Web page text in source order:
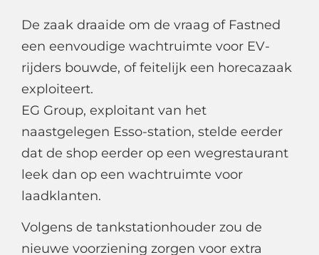
De zaak draaide om de vraag of Fastned
een eenvoudige wachtruimte voor EV-
rijders bouwde, of feitelijk een horecazaak
exploiteert.
EG Group, exploitant van het
naastgelegen Esso-station, stelde eerder
dat de shop eerder op een wegrestaurant
leek dan op een wachtruimte voor
laadklanten.
Volgens de tankstationhouder zou de
nieuwe voorziening zorgen voor extra